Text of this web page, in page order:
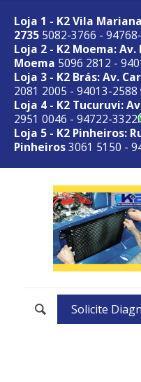
Loja 1 - K2 Vila
2735 5082-3766 -
Loja 2 - K2 Moema:
Moema 5096 2812 -
Loja 3 - K2 Brás: Av.
2081 2005 - 94013-2588
Loja 4 - K2 Tucuruvi:
2951 0046 - 94722-3322
Loja 5 - K2 Pinheiros:
Pinheiros3061 5150 -
Solicite